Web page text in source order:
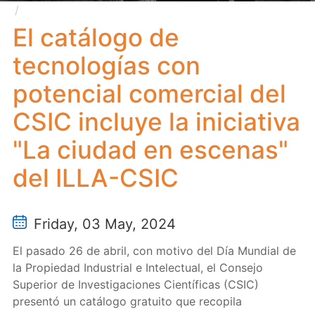
del CSIC incluye la iniciativa "La ciudad en escenas"
del ILLA-CSIC
El catálogo de
tecnologías con
potencial comercial del
CSIC incluye la iniciativa
"La ciudad en escenas"
del ILLA-CSIC
Friday, 03 May, 2024
El pasado 26 de abril, con motivo del Dí­a Mundial de
la Propiedad Industrial e Intelectual, el Consejo
Superior de Investigaciones Científicas (CSIC)
presentó un catálogo gratuito que recopila